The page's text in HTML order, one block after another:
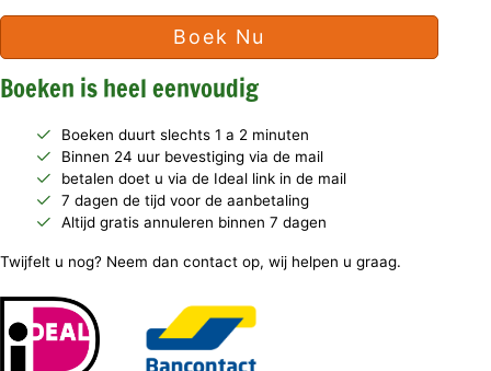
Boek Nu
Boeken is heel eenvoudig
Boeken duurt slechts 1 a 2 minuten
Binnen 24 uur bevestiging via de mail
betalen doet u via de Ideal link in de mail
7 dagen de tijd voor de aanbetaling
Altijd gratis annuleren binnen 7 dagen
Twijfelt u nog? Neem dan contact op, wij helpen u graag.